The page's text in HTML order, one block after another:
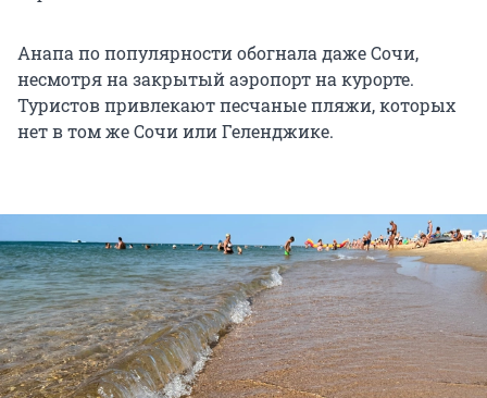
Анапа по популярности обогнала даже Сочи,
несмотря на закрытый аэропорт на курорте.
Туристов привлекают песчаные пляжи, которых
нет в том же Сочи или Геленджике.